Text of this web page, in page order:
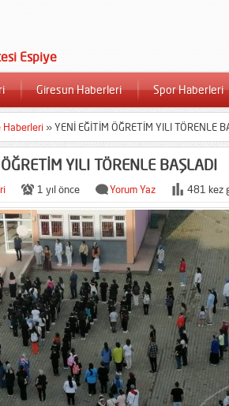
Giresun Haberleri Spor Haberleri
Haberleri »YENİ EĞİTİM ÖĞRETİM YILI TÖRENLE
YILI TÖRENLE BAŞLADI
1 yıl önce Yorum Yaz 481 kez